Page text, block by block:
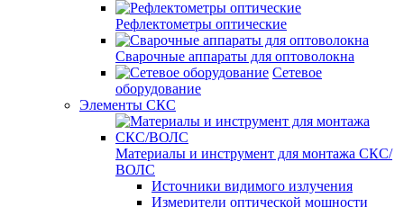
Рефлектометры оптические
Сварочные аппараты для оптоволокна
Сетевое
оборудование
Элементы СКС
Материалы и инструмент для монтажа СКС/
ВОЛС
Источники видимого излучения
Измерители оптической мощности